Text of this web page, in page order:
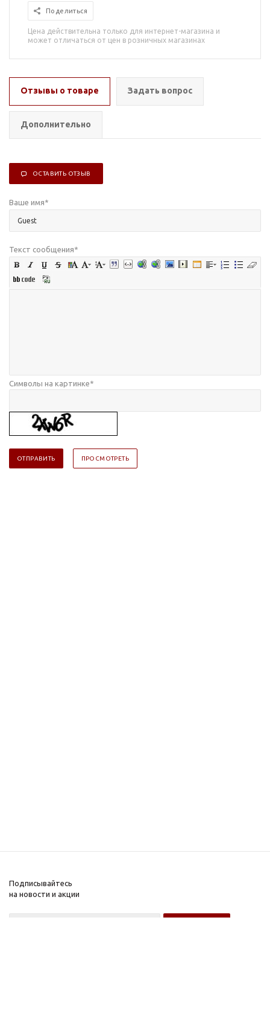
Поделиться
Цена действительна только для интернет-магазина и
может отличаться от цен в розничных магазинах
Отзывы о товаре Задать вопрос
Дополнительно
ОСТАВИТЬ ОТЗЫВ
Ваше имя*
Текст сообщения*
Символы на картинке*
Подписывайтесь
на новости и акции